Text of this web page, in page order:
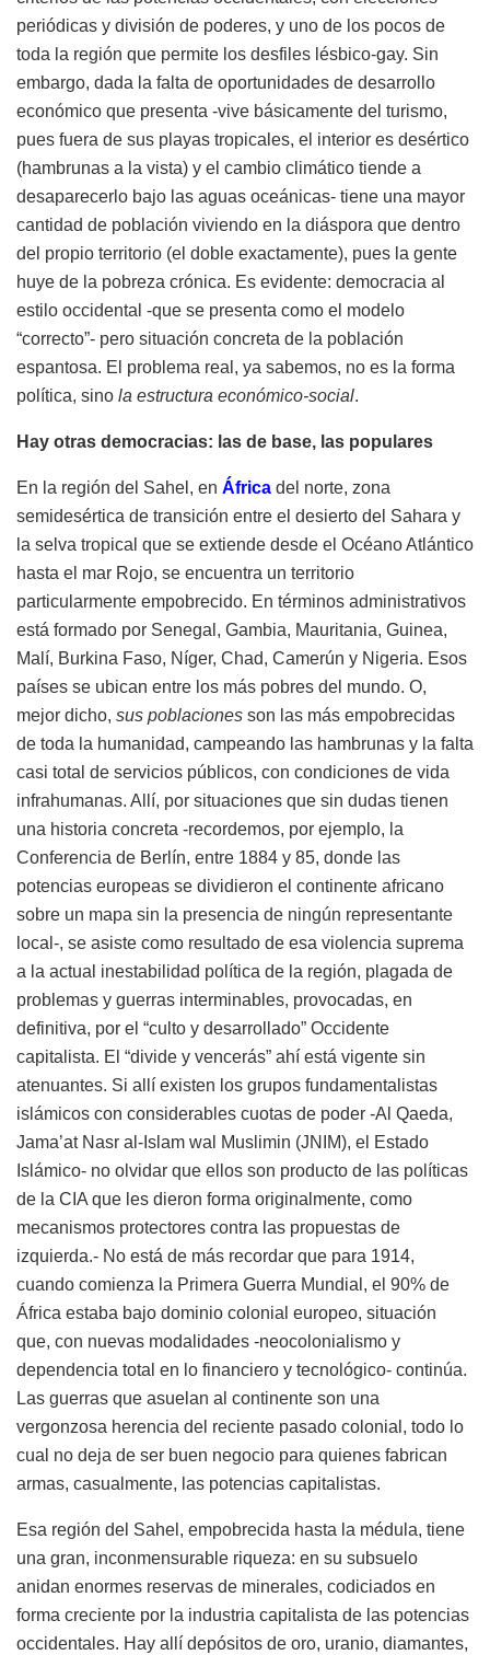
periódicas y división de poderes, y uno de los pocos de
toda la región que permite los desfiles lésbico-gay. Sin
embargo, dada la falta de oportunidades de desarrollo
económico que presenta -vive básicamente del turismo,
pues fuera de sus playas tropicales, el interior es desértico
(hambrunas a la vista) y el cambio climático tiende a
desaparecerlo bajo las aguas oceánicas- tiene una mayor
cantidad de población viviendo en la diáspora que dentro
del propio territorio (el doble exactamente), pues la gente
huye de la pobreza crónica. Es evidente: democracia al
estilo occidental -que se presenta como el modelo
“correcto”- pero situación concreta de la población
espantosa. El problema real, ya sabemos, no es la forma
política, sino la estructura económico-social.
Hay otras democracias: las de base, las populares
En la región del Sahel, en África del norte, zona
semidesértica de transición entre el desierto del Sahara y
la selva tropical que se extiende desde el Océano Atlántico
hasta el mar Rojo, se encuentra un territorio
particularmente empobrecido. En términos administrativos
está formado por Senegal, Gambia, Mauritania, Guinea,
Malí, Burkina Faso, Níger, Chad, Camerún y Nigeria. Esos
países se ubican entre los más pobres del mundo. O,
mejor dicho, sus poblaciones son las más empobrecidas
de toda la humanidad, campeando las hambrunas y la falta
casi total de servicios públicos, con condiciones de vida
infrahumanas. Allí, por situaciones que sin dudas tienen
una historia concreta -recordemos, por ejemplo, la
Conferencia de Berlín, entre 1884 y 85, donde las
potencias europeas se dividieron el continente africano
sobre un mapa sin la presencia de ningún representante
local-, se asiste como resultado de esa violencia suprema
a la actual inestabilidad política de la región, plagada de
problemas y guerras interminables, provocadas, en
definitiva, por el “culto y desarrollado” Occidente
capitalista. El “divide y vencerás” ahí está vigente sin
atenuantes. Si allí existen los grupos fundamentalistas
islámicos con considerables cuotas de poder -Al Qaeda,
Jama’at Nasr al-Islam wal Muslimin (JNIM), el Estado
Islámico- no olvidar que ellos son producto de las políticas
de la CIA que les dieron forma originalmente, como
mecanismos protectores contra las propuestas de
izquierda.- No está de más recordar que para 1914,
cuando comienza la Primera Guerra Mundial, el 90% de
África estaba bajo dominio colonial europeo, situación
que, con nuevas modalidades -neocolonialismo y
dependencia total en lo financiero y tecnológico- continúa.
Las guerras que asuelan al continente son una
vergonzosa herencia del reciente pasado colonial, todo lo
cual no deja de ser buen negocio para quienes fabrican
armas, casualmente, las potencias capitalistas.
Esa región del Sahel, empobrecida hasta la médula, tiene
una gran, inconmensurable riqueza: en su subsuelo
anidan enormes reservas de minerales, codiciados en
forma creciente por la industria capitalista de las potencias
occidentales. Hay allí depósitos de oro, uranio, diamantes,